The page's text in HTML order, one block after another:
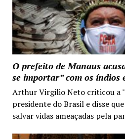
O prefeito de Manaus
se importar” com os índios
Arthur Virgilio Neto criticou a
presidente do Brasil e disse
salvar vidas ameaçadas pela